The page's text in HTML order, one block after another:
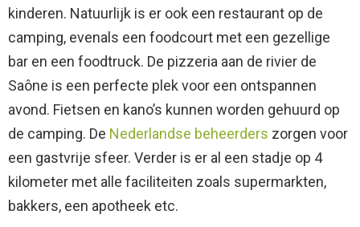
kinderen. Natuurlijk is er ook een restaurant op de
camping, evenals een foodcourt met een gezellige
bar en een foodtruck. De pizzeria aan de rivier de
Saône is een perfecte plek voor een ontspannen
avond. Fietsen en kano’s kunnen worden gehuurd op
de camping. De Nederlandse beheerders zorgen voor
een gastvrije sfeer. Verder is er al een stadje op 4
kilometer met alle faciliteiten zoals supermarkten,
bakkers, een apotheek etc.